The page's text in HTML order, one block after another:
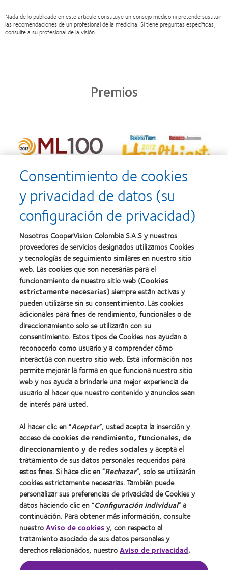
Nada de lo publicado en este artículo constituye un consejo médico ni pretende sustituir
las recomendaciones de un profesional de la medicina. Si tiene preguntas específicas,
consulte a su profesional de la visión
Premios
Nuestros productos
Encuentra tu lente
Tecnología de lentes de contacto
Lentes de contacto y visión
Usuario con experiencia
Acerca de CooperVision
Carreras
Noticias
Contacto
Legal
Política de privacidad
Condiciones del servicio
Consentimiento de cookies
y privacidad de datos (su
configuración de privacidad)
Nosotros CooperVision Colombia S.A.S y nuestros
proveedores de servicios designados utilizamos Cookies
y tecnologías de seguimiento similares en nuestro sitio
web. Las cookies que son necesarias para el
funcionamiento de nuestro sitio web (Cookies
estrictamente necesarias) siempre están activas y
pueden utilizarse sin su consentimiento. Las cookies
adicionales para fines de rendimiento, funcionales o de
direccionamiento solo se utilizarán con su
consentimiento. Estos tipos de Cookies nos ayudan a
reconocerlo como usuario y a comprender cómo
interactúa con nuestro sitio web. Esta información nos
permite mejorar la forma en que funciona nuestro sitio
web y nos ayuda a brindarle una mejor experiencia de
usuario al hacer que nuestro contenido y anuncios sean
de interés para usted.
Al hacer clic en “Aceptar”, usted acepta la inserción y
acceso decookies de rendimiento, funcionales, de
direccionamiento y de redes socialesy acepta el
tratamiento de sus datos personales requeridos para
estos fines. Si hace clic en “Rechazar”, solo se utilizarán
cookies estrictamente necesarias. También puede
personalizar sus preferencias de privacidad de Cookies y
datos haciendo clic en “Configuración individual” a
continuación. Para obtener más información, consulte
nuestroAviso de cookiesy, con respecto al
tratamiento asociado de sus datos personales y
derechos relacionados, nuestroAviso de privacidad.